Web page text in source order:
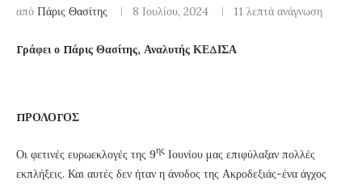
από Πάρις Θασίτης 8 Ιουλίου, 2024 11 λεπτά ανάγνωση
Γράφει ο Πάρις Θασίτης, Αναλυτής ΚΕΔΙΣΑ
ΠΡΟΛΟΓΟΣ
Οι φετινές ευρωεκλογές της 9ης Ιουνίου μας επιφύλαξαν πολλές
εκπλήξεις. Και αυτές δεν ήταν η άνοδος της Ακροδεξιάς-ένα άγχος